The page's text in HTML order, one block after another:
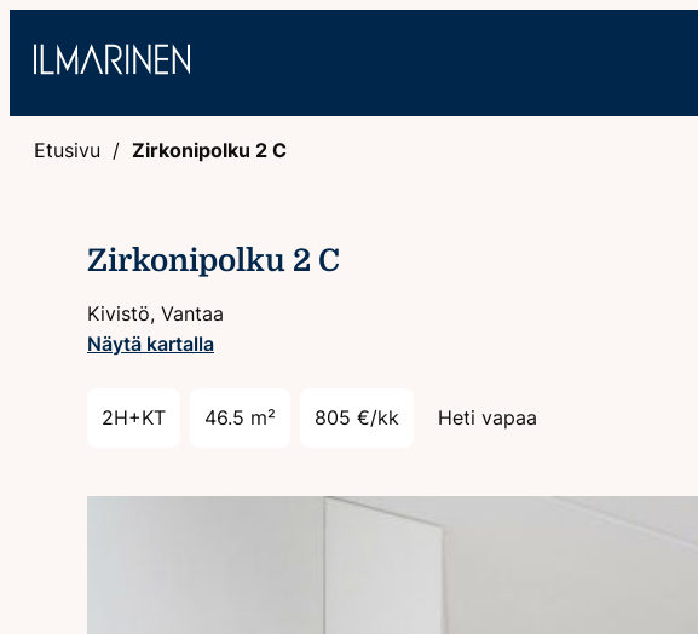
sisältöön
Etusivu Zirkonipolku 2 C
Zirkonipolku 2 C
Kivistö, Vantaa
Näytä kartalla
2H+KT 46.5 m² 805 €/kk Heti vapaa